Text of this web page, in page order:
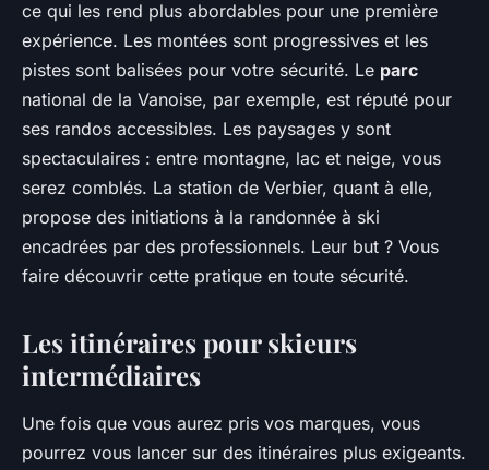
ce qui les rend plus abordables pour une première
expérience. Les montées sont progressives et les
pistes sont balisées pour votre sécurité. Le parc
national de la Vanoise, par exemple, est réputé pour
ses randos accessibles. Les paysages y sont
spectaculaires : entre montagne, lac et neige, vous
serez comblés. La station de Verbier, quant à elle,
propose des initiations à la randonnée à ski
encadrées par des professionnels. Leur but ? Vous
faire découvrir cette pratique en toute sécurité.
Les itinéraires pour skieurs
intermédiaires
Une fois que vous aurez pris vos marques, vous
pourrez vous lancer sur des itinéraires plus exigeants.